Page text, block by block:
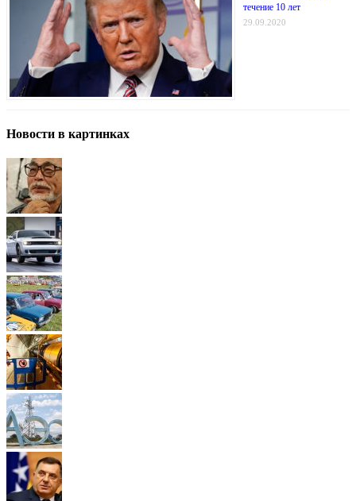
течение 10 лет
29.09.2020
Новости в картинках